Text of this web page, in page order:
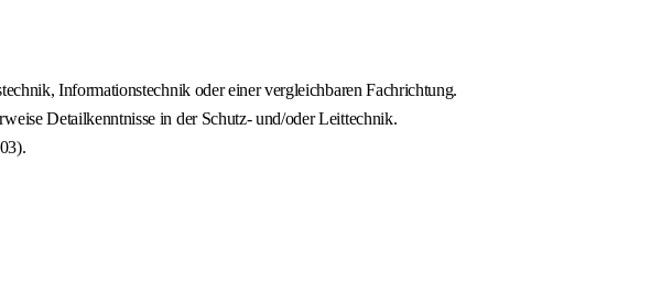
Informationstechnik oder einer vergleichbaren Fachrichtung.
Detailkenntnisse in der Schutz- und/oder Leittechnik.